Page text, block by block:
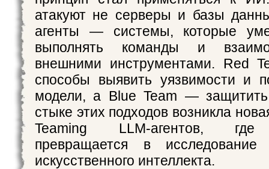
атакуют не серверы и базы
агенты — системы, которые
выполнять команды и
внешними инструментами. Red
способы выявить уязвимости и
модели, а Blue Team —
стыке этих подходов возникла
Teaming LLM-агентов, где
превращается в исследование
искусственного интеллекта.